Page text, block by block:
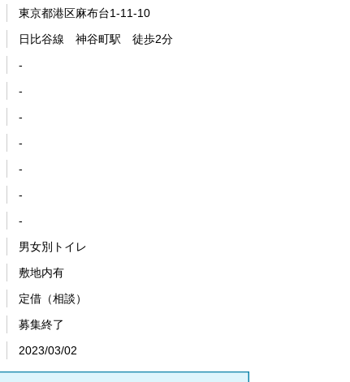
東京都港区麻布台1-11-10
日比谷線 神谷町駅 徒歩2分
-
-
-
-
-
-
-
男女別トイレ
敷地内有
定借（相談）
募集終了
2023/03/02